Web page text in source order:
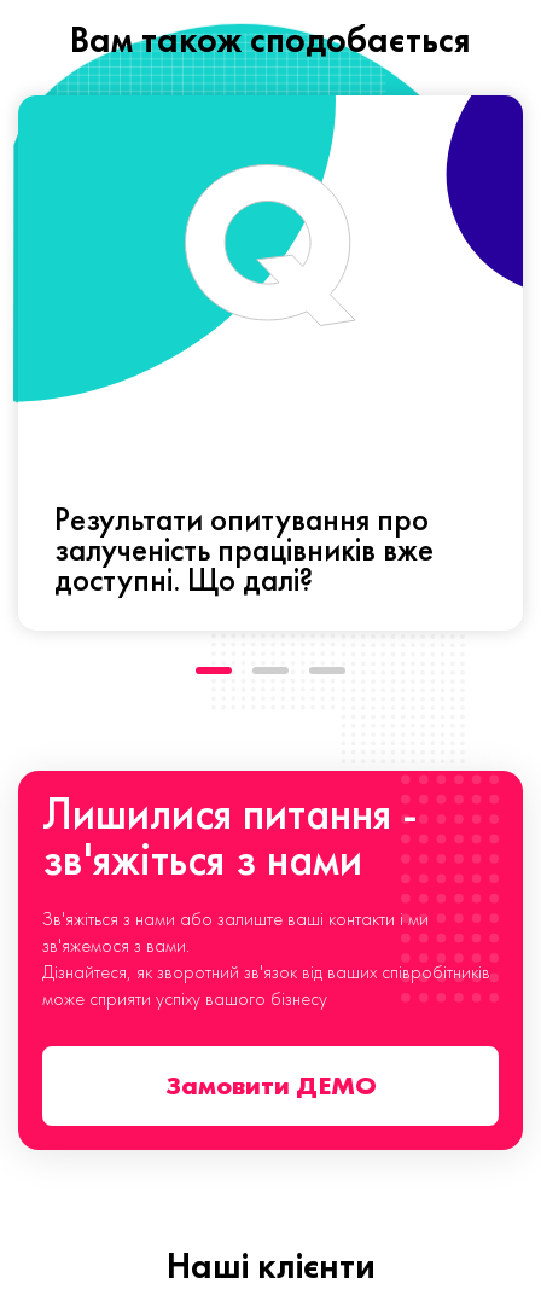
Вам також сподобається
Результати опитування про
залученість працівників вже
доступні. Що далі?
Лишилися питання -
зв'яжіться з нами
Зв'яжіться з нами або залиште ваші контакти і ми
зв'яжемося з вами.
Дізнайтеся, як зворотний зв'язок від ваших співробітників
може сприяти успіху вашого бізнесу
Замовити ДЕМО
Наші клієнти